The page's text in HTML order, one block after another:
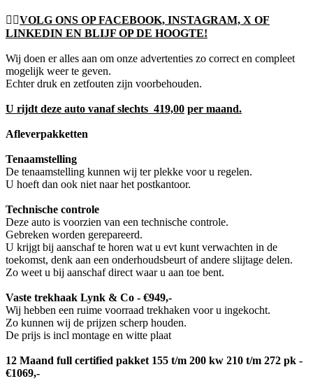
👍🏻VOLG ONS OP FACEBOOK, INSTAGRAM, X OF
LINKEDIN EN BLIJF OP DE HOOGTE!
Wij doen er alles aan om onze advertenties zo correct en compleet
mogelijk weer te geven.
Echter druk en zetfouten zijn voorbehouden.
U rijdt deze auto vanaf slechts 419,00 per maand.
Afleverpakketten
Tenaamstelling
De tenaamstelling kunnen wij ter plekke voor u regelen.
U hoeft dan ook niet naar het postkantoor.
Technische controle
Deze auto is voorzien van een technische controle.
Gebreken worden gerepareerd.
U krijgt bij aanschaf te horen wat u evt kunt verwachten in de
toekomst, denk aan een onderhoudsbeurt of andere slijtage delen.
Zo weet u bij aanschaf direct waar u aan toe bent.
Vaste trekhaak Lynk & Co - €949,-
Wij hebben een ruime voorraad trekhaken voor u ingekocht.
Zo kunnen wij de prijzen scherp houden.
De prijs is incl montage en witte plaat
12 Maand full certified pakket 155 t/m 200 kw 210 t/m 272 pk -
€1069,-